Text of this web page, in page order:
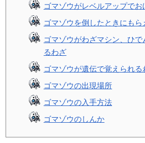
ゴマゾウがレベルアップでお
ゴマゾウを倒したときにもら
ゴマゾウがわざマシン、ひ
るわざ
ゴマゾウが遺伝で覚えられる
ゴマゾウの出現場所
ゴマゾウの入手方法
ゴマゾウのしんか